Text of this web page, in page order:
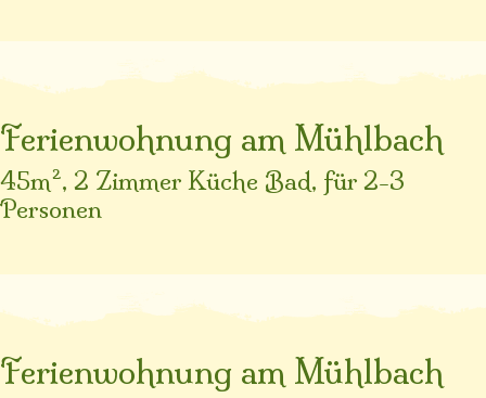
Ferienwohnung am Mühlbach
45m², 2 Zimmer Küche Bad, für 2-3
Personen
Ferienwohnung am Mühlbach